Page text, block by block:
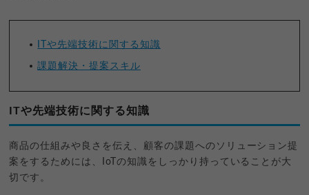
ITや先端技術に関する知識
課題解決・提案スキル
ITや先端技術に関する知識
商品の仕組みや良さを伝え、顧客の課題へのソリューション提
案をするためには、IoTの知識をしっかり持っていることが大
切です。